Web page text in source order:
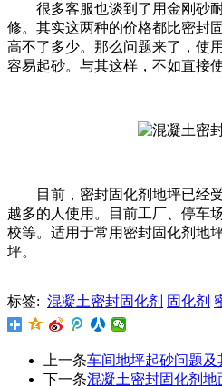
很多客服也谈到了用金刚砂
修。其实这两种的价格都比密封
高不了多少。那么问题来了，使
容易起砂。与其这样，不如直接
目前，密封固化剂地坪已经
越多的人使用。目前工厂、停车
校等。适用于常用密封固化剂地
坪。
标签: 混凝土密封固化剂 固化剂
上一条车间地坪起砂问题及
下一条混凝土密封固化剂地